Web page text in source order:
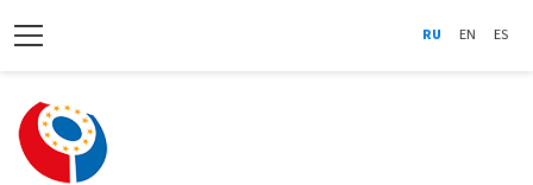
RU EN ES